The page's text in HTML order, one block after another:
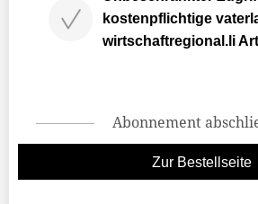
kostenpflichtige
wirtschaftregional.li
Abonnement
Zur Bestellseite